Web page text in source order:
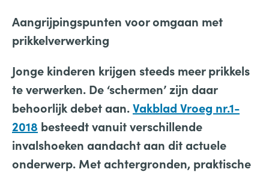
Aangrijpingspunten voor omgaan met
prikkelverwerking
Jonge kinderen krijgen steeds meer prikkels
te verwerken. De ‘schermen’ zijn daar
behoorlijk debet aan.Vakblad Vroeg nr.1-
2018 besteedt vanuit verschillende
invalshoeken aandacht aan dit actuele
onderwerp. Met achtergronden, praktische